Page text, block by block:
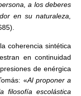
a los deberes
en su naturaleza,
coherencia sintética
en continuidad
de enérgica
«Al proponer a
filosofía escolástica